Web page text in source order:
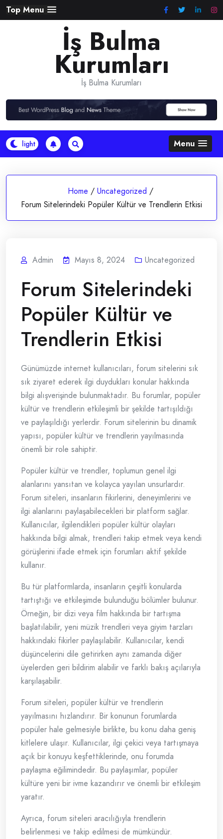
Skip
to
Top Menu
İş Bulma
Kurumları
İş Bulma Kurumları
Menu
Home / Uncategorized /
Forum Sitelerindeki Popüler Kültür ve Trendlerin Etkisi
Admin Mayıs 8, 2024 Uncategorized
Forum Sitelerindeki
Popüler Kültür ve
Trendlerin Etkisi
Günümüzde internet kullanıcıları, forum sitelerini sık
sık ziyaret ederek ilgi duydukları konular hakkında
bilgi alışverişinde bulunmaktadır. Bu forumlar, popüler
kültür ve trendlerin etkileşimli bir şekilde tartışıldığı
ve paylaşıldığı yerlerdir. Forum sitelerinin bu dinamik
yapısı, popüler kültür ve trendlerin yayılmasında
önemli bir role sahiptir.
Popüler kültür ve trendler, toplumun genel ilgi
alanlarını yansıtan ve kolayca yayılan unsurlardır.
Forum siteleri, insanların fikirlerini, deneyimlerini ve
ilgi alanlarını paylaşabilecekleri bir platform sağlar.
Kullanıcılar, ilgilendikleri popüler kültür olayları
hakkında bilgi almak, trendleri takip etmek veya kendi
görüşlerini ifade etmek için forumları aktif şekilde
kullanır.
Bu tür platformlarda, insanların çeşitli konularda
tartıştığı ve etkileşimde bulunduğu bölümler bulunur.
Örneğin, bir dizi veya film hakkında bir tartışma
başlatılabilir, yeni müzik trendleri veya giyim tarzları
hakkındaki fikirler paylaşılabilir. Kullanıcılar, kendi
düşüncelerini dile getirirken aynı zamanda diğer
üyelerden geri bildirim alabilir ve farklı bakış açılarıyla
karşılaşabilir.
Forum siteleri, popüler kültür ve trendlerin
yayılmasını hızlandırır. Bir konunun forumlarda
popüler hale gelmesiyle birlikte, bu konu daha geniş
kitlelere ulaşır. Kullanıcılar, ilgi çekici veya tartışmaya
açık bir konuyu keşfettiklerinde, onu forumda
paylaşma eğilimindedir. Bu paylaşımlar, popüler
kültüre yeni bir ivme kazandırır ve önemli bir etkileşim
yaratır.
Ayrıca, forum siteleri aracılığıyla trendlerin
belirlenmesi ve takip edilmesi de mümkündür.